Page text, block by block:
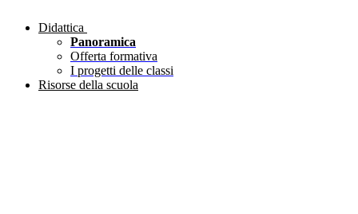
Didattica
Panoramica
Offerta formativa
I progetti delle classi
Risorse della scuola